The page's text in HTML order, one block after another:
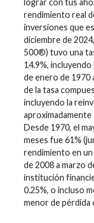
rendimiento real
inversiones que
diciembre de
500®) tuvo una
14.9%,
de enero de 1970
de la tasa
incluyendo la
Desde 1970, el
meses fue 61%
rendimiento en
de 2008 a marzo
institución
0.25%, o incluso
menor de pérdida